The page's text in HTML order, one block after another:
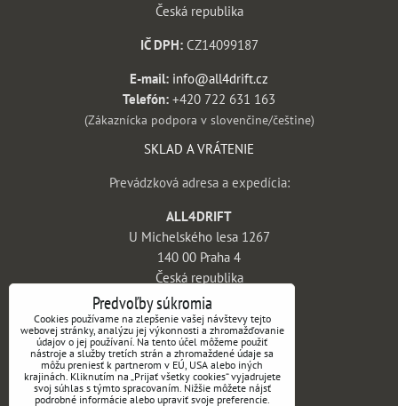
Česká republika
IČ DPH:CZ14099187
E-mail: info@all4drift.cz
Telefón: +420 722 631 163
(Zákaznícka podpora v slovenčine/češtine)
SKLAD A VRÁTENIE
Prevádzková adresa a expedícia:
ALL4DRIFT
U Michelského lesa 1267
140 00 Praha 4
Česká republika
INFORMÁCIE
Obchodné podmienky
Vrátenie tovaru a reklamácie
Doprava a platba
Predvoľby súkromia
Cookies používame na zlepšenie vašej návštevy tejto
webovej stránky, analýzu jej výkonnosti a zhromažďovanie
údajov o jej používaní. Na tento účel môžeme použiť
nástroje a služby tretích strán a zhromaždené údaje sa
môžu preniesť k partnerom v EÚ, USA alebo iných
krajinách. Kliknutím na „Prijať všetky cookies“ vyjadrujete
svoj súhlas s týmto spracovaním. Nižšie môžete nájsť
podrobné informácie alebo upraviť svoje preferencie.